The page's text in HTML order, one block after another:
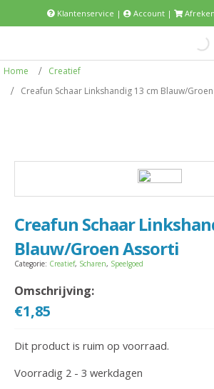
Klantenservice | Account|
Home
Creatief
Creafun Schaar Linkshandig 13 cm Blauw/
Creafun Schaar
Blauw/Groen Assorti
Categorie: Creatief, Scharen, Speelgoed
Omschrijving:
€1,85
Dit product is ruim op voorraad.
Voorradig 2 - 3 werkdagen